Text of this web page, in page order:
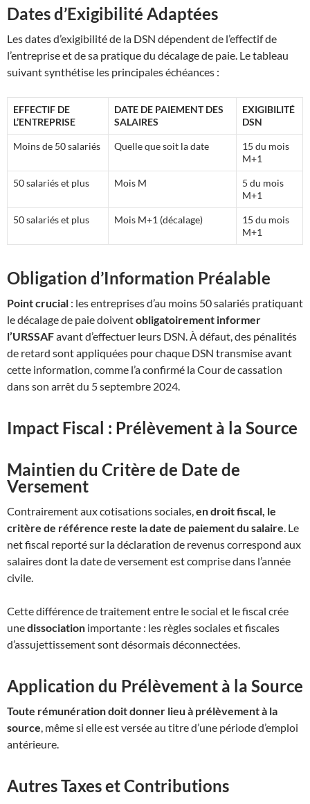
Dates d’Exigibilité Adaptées
Les dates d’exigibilité de la DSN dépendent de l’effectif de
l’entreprise et de sa pratique du décalage de paie. Le tableau
suivant synthétise les principales échéances :
EFFECTIF DE
L’ENTREPRISE
DATE DE PAIEMENT DES
SALAIRES
EXIGIBILITÉ
DSN
Moins de 50 salariés Quelle que soit la date
15 du mois
M+1
50 salariés et plus Mois M
5 du mois
M+1
50 salariés et plus Mois M+1 (décalage)
15 du mois
M+1
Obligation d’Information Préalable
Point crucial : les entreprises d’au moins 50 salariés pratiquant
le décalage de paie doiventobligatoirement informer
l’URSSAFavant d’effectuer leurs DSN.À défaut, des pénalités
de retard sont appliquées pour chaque DSN transmise avant
cette information, comme l’a confirmé la Cour de cassation
dans son arrêt du 5 septembre 2024.
Impact Fiscal : Prélèvement à la Source
Maintien du Critère de Date de
Versement
Contrairement aux cotisations sociales,en droit fiscal, le
critère de référence reste la date de paiement du salaire. Le
net fiscal reporté sur la déclaration de revenus correspond aux
salaires dont la date de versement est comprise dans l’année
civile.
Cette différence de traitement entre le social et le fiscal crée
unedissociation importante : les règles sociales et fiscales
d’assujettissement sont désormais déconnectées.
Application du Prélèvement à la Source
Toute rémunération doit donner lieu à prélèvement à la
source, même si elle est versée au titre d’une période d’emploi
antérieure.
Autres Taxes et Contributions